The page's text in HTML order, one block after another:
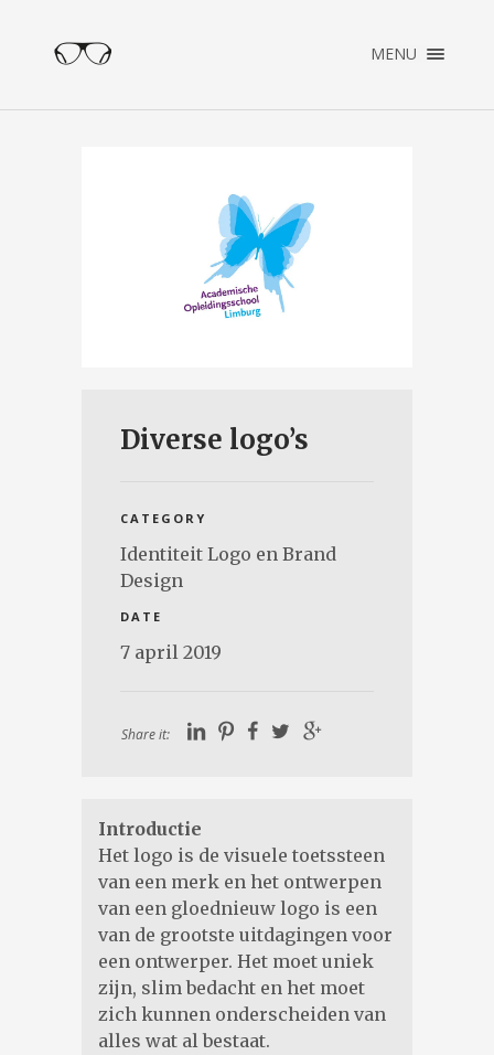
MENU ×
ENGLISH
NEDERLANDS
Diverse logo’s
CATEGORY
Identiteit Logo en Brand
Design
DATE
7 april 2019
Share it:
Introductie
Het logo is de visuele toetssteen
van een merk en het ontwerpen
van een gloednieuw logo is een
van de grootste uitdagingen voor
een ontwerper. Het moet uniek
zijn, slim bedacht en het moet
zich kunnen onderscheiden van
alles wat al bestaat.